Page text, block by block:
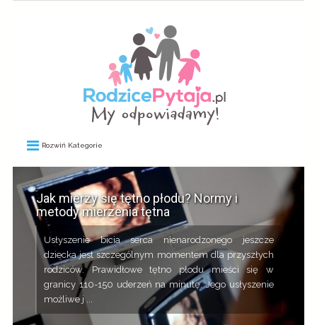
Rozwiń Kategorie
Jak mierzy się tętno płodu? Normy i
metody mierzenia tętna
Usłyszenie bicia serca nienarodzonego jeszcze
dziecka jest szczególnym momentem dla przyszłych
rodziców. Prawidłowe tętno płodu mieści się w
granicy 110-150 uderzeń na minutę. Jego usłyszenie
możliwe j ...